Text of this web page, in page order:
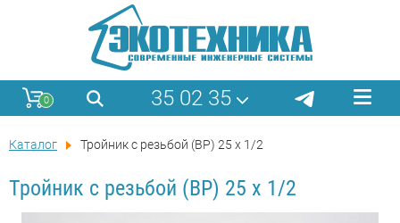
0 35 02 35
Каталог Тройник с резьбой (ВР) 25 x 1/2
Тройник с резьбой (ВР) 25 x 1/2